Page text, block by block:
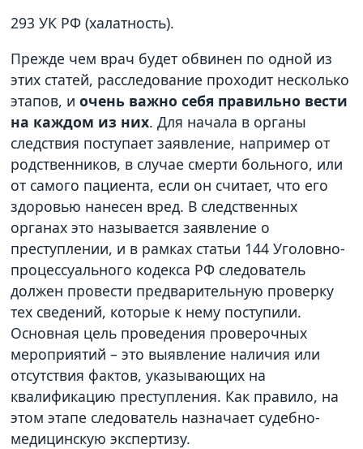
293 УК РФ (халатность).
Прежде чем врач будет обвинен по одной из
этих статей, расследование проходит несколько
этапов, иочень важно себя правильно вести
на каждом из них. Для начала в органы
следствия поступает заявление, например от
родственников, в случае смерти больного, или
от самого пациента, если он считает, что его
здоровью нанесен вред. В следственных
органах это называется заявление о
преступлении, и в рамках статьи 144 Уголовно-
процессуального кодекса РФ следователь
должен провести предварительную проверку
тех сведений, которые к нему поступили.
Основная цель проведения проверочных
мероприятий – это выявление наличия или
отсутствия фактов, указывающих на
квалификацию преступления. Как правило, на
этом этапе следователь назначает судебно-
медицинскую экспертизу.